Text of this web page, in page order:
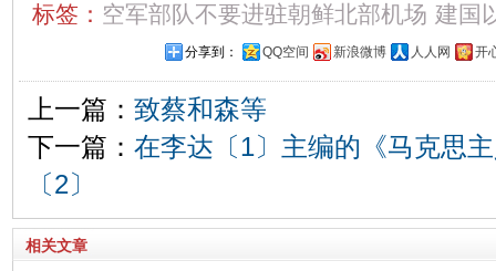
标签： 空军部队不要进驻朝鲜北部机场 建国
分享到： QQ空间 新浪微博 人人网 开
上一篇： 致蔡和森等
下一篇： 在李达〔1〕主编的《马克思
〔2〕
相关文章